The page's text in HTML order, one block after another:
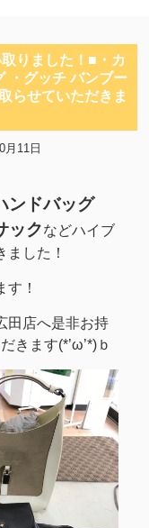
りました！■・カ
・グッチ バンブー
らせていただきま
月11日
ンドバッグ
ックなどハイブ
した！
！
田店へ是非お持
きます(*’ω’*)ｂ